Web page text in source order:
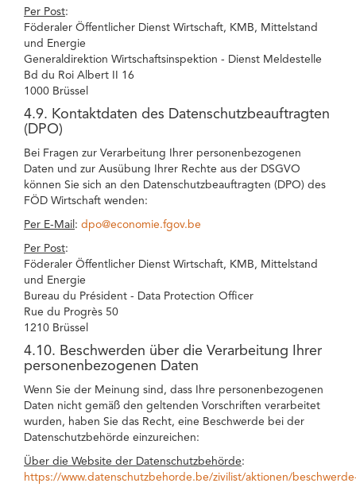
Per Post:
Föderaler Öffentlicher Dienst Wirtschaft, KMB, Mittelstand
und Energie
Generaldirektion Wirtschaftsinspektion - Dienst Meldestelle
Bd du Roi Albert II 16
1000 Brüssel
4.9. Kontaktdaten des Datenschutzbeauftragten
(DPO)
Bei Fragen zur Verarbeitung Ihrer personenbezogenen
Daten und zur Ausübung Ihrer Rechte aus der DSGVO
können Sie sich an den Datenschutzbeauftragten (DPO) des
FÖD Wirtschaft wenden:
Per E-Mail : dpo@economie.fgov.be
Per Post:
Föderaler Öffentlicher Dienst Wirtschaft, KMB, Mittelstand
und Energie
Bureau du Président - Data Protection Officer
Rue du Progrès 50
1210 Brüssel
4.10. Beschwerden über die Verarbeitung Ihrer
personenbezogenen Daten
Wenn Sie der Meinung sind, dass Ihre personenbezogenen
Daten nicht gemäß den geltenden Vorschriften verarbeitet
wurden, haben Sie das Recht, eine Beschwerde bei der
Datenschutzbehörde einzureichen:
Über die Website der Datenschutzbehörde:
https://www.datenschutzbehorde.be/zivilist/aktionen/